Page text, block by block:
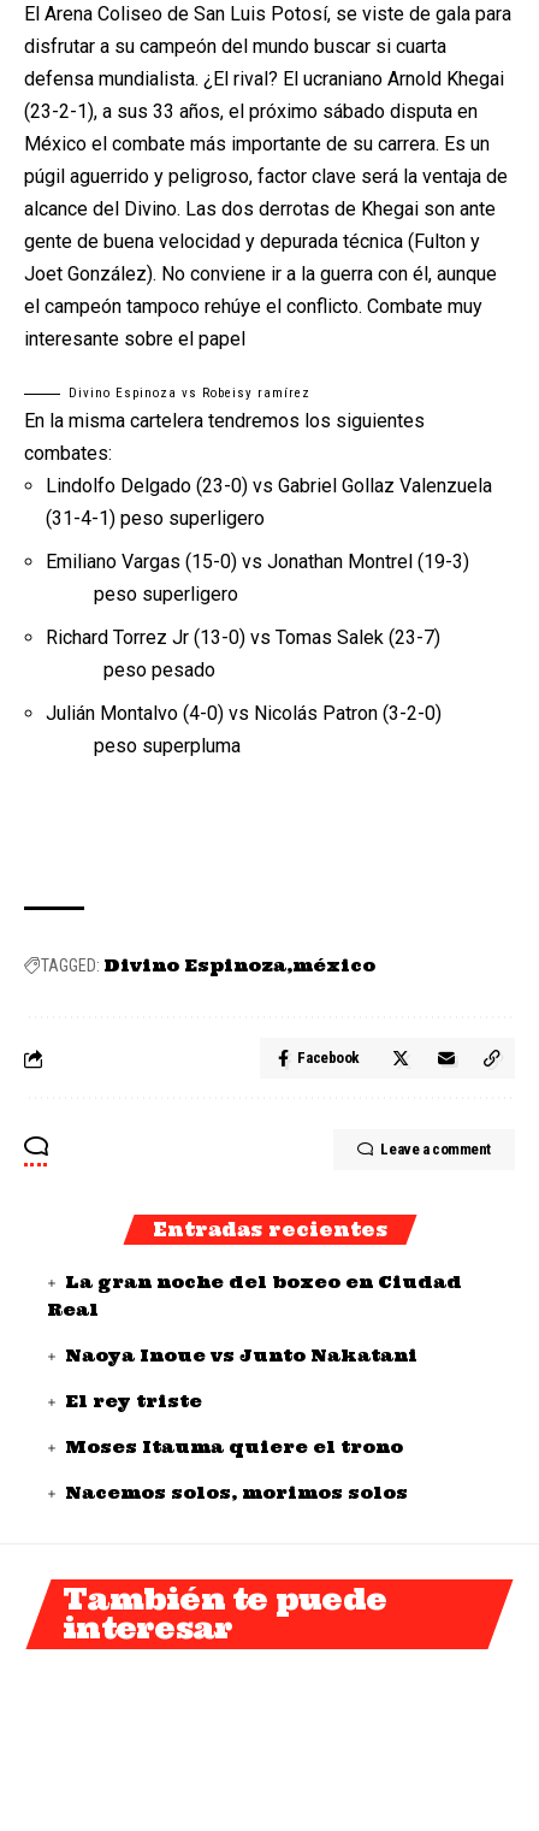
El Arena Coliseo de San Luis Potosí, se viste de gala para
disfrutar a su campeón del mundo buscar si cuarta
defensa mundialista. ¿El rival? El ucraniano Arnold Khegai
(23-2-1), a sus 33 años, el próximo sábado disputa en
México el combate más importante de su carrera. Es un
púgil aguerrido y peligroso, factor clave será la ventaja de
alcance del Divino. Las dos derrotas de Khegai son ante
gente de buena velocidad y depurada técnica (Fulton y
Joet González). No conviene ir a la guerra con él, aunque
el campeón tampoco rehúye el conflicto. Combate muy
interesante sobre el papel
Divino Espinoza vs Robeisy ramírez
En la misma cartelera tendremos los siguientes
combates:
Lindolfo Delgado (23-0) vs Gabriel Gollaz Valenzuela
(31-4-1) peso superligero
Emiliano Vargas (15-0) vs Jonathan Montrel (19-3)
peso superligero
Richard Torrez Jr (13-0) vs Tomas Salek (23-7)
peso pesado
Julián Montalvo (4-0) vs Nicolás Patron (3-2-0)
peso superpluma
TAGGED: Divino Espinoza méxico
Facebook
Leave a comment
Entradas recientes
La gran noche del boxeo en Ciudad
Real
Naoya Inoue vs Junto Nakatani
El rey triste
Moses Itauma quiere el trono
Nacemos solos, morimos solos
También te puede
interesar